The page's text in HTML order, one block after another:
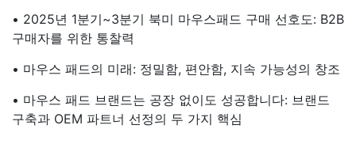
• 2025년 1분기~3분기 북미 마우스패드 구매 선호도: B2B
구매자를 위한 통찰력
• 마우스 패드의 미래: 정밀함, 편안함, 지속 가능성의 창조
• 마우스 패드 브랜드는 공장 없이도 성공합니다: 브랜드
구축과 OEM 파트너 선정의 두 가지 핵심